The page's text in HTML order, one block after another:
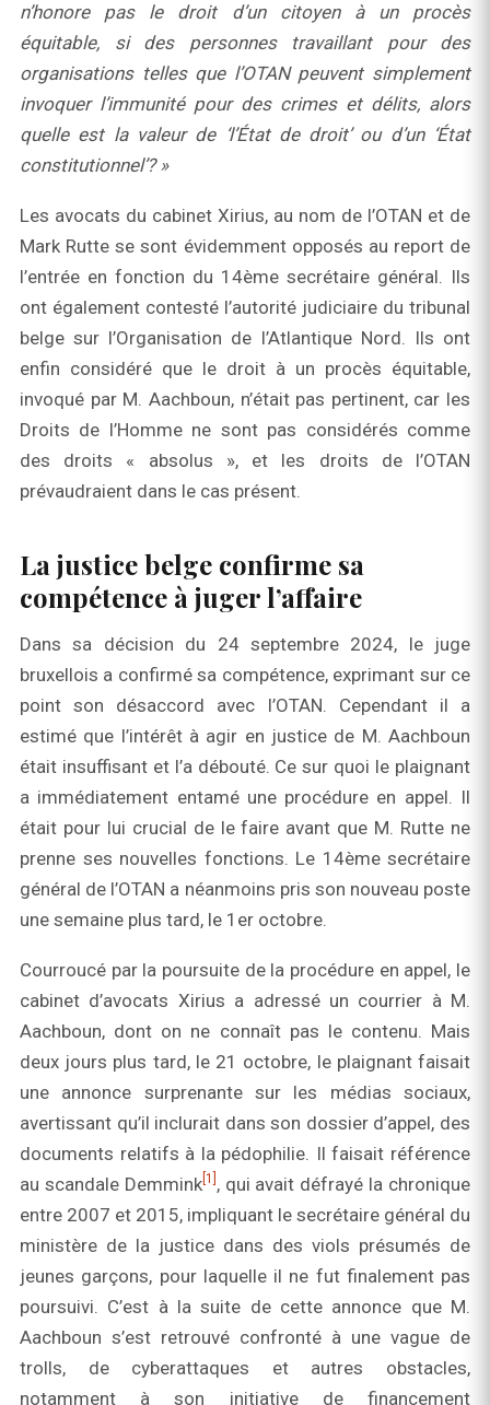
n’honore pas le droit d’un citoyen à un procès
équitable, si des personnes travaillant pour des
organisations telles que l’OTAN peuvent simplement
invoquer l’immunité pour des crimes et délits, alors
quelle est la valeur de ‘l’État de droit’ ou d’un ‘État
constitutionnel’? »
Les avocats du cabinet Xirius, au nom de l’OTAN et de
Mark Rutte se sont évidemment opposés au report de
l’entrée en fonction du 14ème secrétaire général. Ils
ont également contesté l’autorité judiciaire du tribunal
belge sur l’Organisation de l’Atlantique Nord. Ils ont
enfin considéré que le droit à un procès équitable,
invoqué par M. Aachboun, n’était pas pertinent, car les
Droits de l’Homme ne sont pas considérés comme
des droits « absolus », et les droits de l’OTAN
prévaudraient dans le cas présent.
La justice belge confirme sa
compétence à juger l’affaire
Dans sa décision du 24 septembre 2024, le juge
bruxellois a confirmé sa compétence, exprimant sur ce
point son désaccord avec l’OTAN. Cependant il a
estimé que l’intérêt à agir en justice de M. Aachboun
était insuffisant et l’a débouté. Ce sur quoi le plaignant
a immédiatement entamé une procédure en appel. Il
était pour lui crucial de le faire avant que M. Rutte ne
prenne ses nouvelles fonctions. Le 14ème secrétaire
général de l’OTAN a néanmoins pris son nouveau poste
une semaine plus tard, le 1er octobre.
Courroucé par la poursuite de la procédure en appel, le
cabinet d’avocats Xirius a adressé un courrier à M.
Aachboun, dont on ne connaît pas le contenu. Mais
deux jours plus tard, le 21 octobre, le plaignant faisait
une annonce surprenante sur les médias sociaux,
avertissant qu’il inclurait dans son dossier d’appel, des
documents relatifs à la pédophilie. Il faisait référence
au scandale Demmink[1] , qui avait défrayé la chronique
entre 2007 et 2015, impliquant le secrétaire général du
ministère de la justice dans des viols présumés de
jeunes garçons, pour laquelle il ne fut finalement pas
poursuivi. C’est à la suite de cette annonce que M.
Aachboun s’est retrouvé confronté à une vague de
trolls, de cyberattaques et autres obstacles,
notamment à son initiative de financement